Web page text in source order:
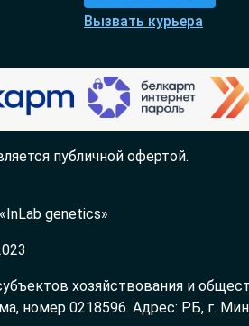
Вызвать курьера
публичной офертой.
genetics»
хозяйствования и
номер 0218596. Адрес: РБ, г.